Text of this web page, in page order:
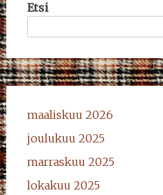
Etsi
maaliskuu 2026
joulukuu 2025
marraskuu 2025
lokakuu 2025